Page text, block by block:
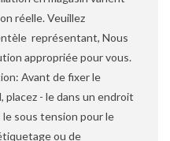
réelle. Veuillez
représentant, Nous
appropriée pour vous.
Avant de fixer le
placez - le dans un endroit
sous tension pour le
ou de